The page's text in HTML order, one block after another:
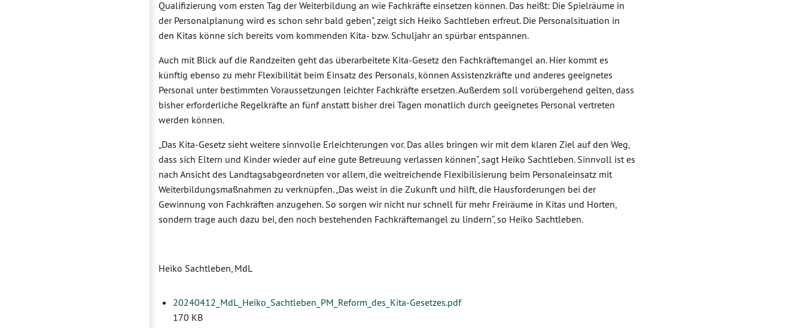
Qualifizierung vom ersten Tag der Weiterbildung an wie Fachkräfte einsetzen können. Das heißt: Die Spielräume in
der Personalplanung wird es schon sehr bald geben“, zeigt sich Heiko Sachtleben erfreut. Die Personalsituation in
den Kitas könne sich bereits vom kommenden Kita- bzw. Schuljahr an spürbar entspannen.
Auch mit Blick auf die Randzeiten geht das überarbeitete Kita-Gesetz den Fachkräftemangel an. Hier kommt es
künftig ebenso zu mehr Flexibilität beim Einsatz des Personals, können Assistenzkräfte und anderes geeignetes
Personal unter bestimmten Voraussetzungen leichter Fachkräfte ersetzen. Außerdem soll vorübergehend gelten, dass
bisher erforderliche Regelkräfte an fünf anstatt bisher drei Tagen monatlich durch geeignetes Personal vertreten
werden können.
„Das Kita-Gesetz sieht weitere sinnvolle Erleichterungen vor. Das alles bringen wir mit dem klaren Ziel auf den Weg,
dass sich Eltern und Kinder wieder auf eine gute Betreuung verlassen können“, sagt Heiko Sachtleben. Sinnvoll ist es
nach Ansicht des Landtagsabgeordneten vor allem, die weitreichende Flexibilisierung beim Personaleinsatz mit
Weiterbildungsmaßnahmen zu verknüpfen. „Das weist in die Zukunft und hilft, die Hausforderungen bei der
Gewinnung von Fachkräften anzugehen. So sorgen wir nicht nur schnell für mehr Freiräume in Kitas und Horten,
sondern trage auch dazu bei, den noch bestehenden Fachkräftemangel zu lindern“, so Heiko Sachtleben.
Heiko Sachtleben, MdL
20240412_MdL_Heiko_Sachtleben_PM_Reform_des_Kita-Gesetzes.pdf
170 KB